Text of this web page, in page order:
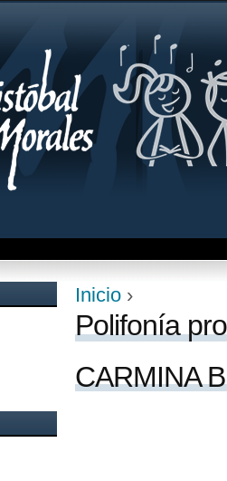
Se encuentra
Inicio ›
Polifonía
CARMINA